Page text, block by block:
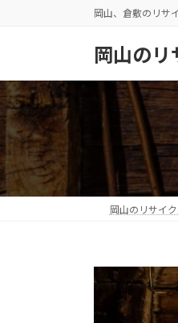
ツ
へ
ス
キ
ッ
プ
シ
ョ
ン
に
移
動
岡山、倉敷のリサ
岡山のリ
岡山のリサイ